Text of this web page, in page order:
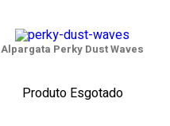
Alpargata Perky Dust Waves
Produto Esgotado